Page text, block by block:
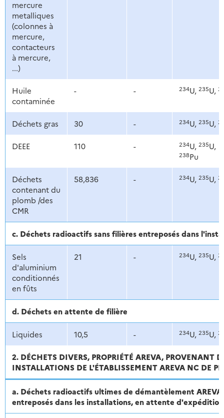
mercure
metalliques
(colonnes à
mercure,
contacteurs
à mercure,
...)
Huile
contaminée
- - 234U, 235U,
Déchets gras 30 - 234U, 235U,
DEEE 110 - 234U, 235U,
238Pu
Déchets
contenant du
plomb /des
CMR
58,836 - 234U, 235U,
c. Déchets radioactifs sans filières entreposés dans
Sels
d'aluminium
conditionnés
en fûts
21 - 234U, 235U,
d. Déchets en attente de filière
Liquides 10,5 - 234U, 235U,
2. DÉCHETS DIVERS, PROPRIÉTÉ AREVA, PROVENANT
INSTALLATIONS DE L'ÉTABLISSEMENT AREVA NC DE
a. Déchets radioactifs ultimes de démantèlement
entreposés dans les installations, en attente d'expédition